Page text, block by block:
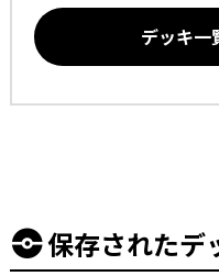
デッキ一
保存されたデ